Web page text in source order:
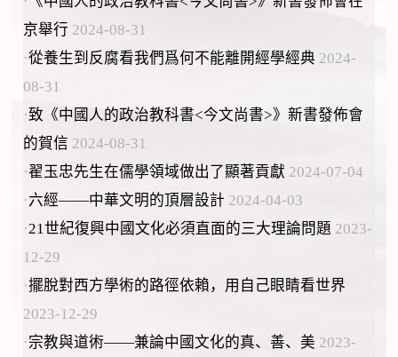
京舉行 2024-08-31
·從養生到反腐看我們爲何不能離開經學經典 2024-
08-31
·致《中國人的政治教科書<今文尚書>》新書發佈會
的賀信 2024-08-31
·翟玉忠先生在儒學領域做出了顯著貢獻 2024-07-04
·六經——中華文明的頂層設計 2024-04-03
·21世紀復興中國文化必須直面的三大理論問題 2023-
12-29
·擺脫對西方學術的路徑依賴，用自己眼睛看世界
2023-12-29
·宗教與道術——兼論中國文化的真、善、美 2023-